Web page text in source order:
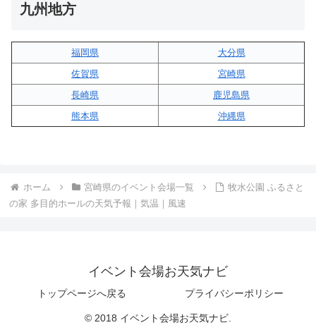
九州地方
福岡県
大分県
佐賀県
宮崎県
長崎県
鹿児島県
熊本県
沖縄県
ホーム 宮崎県のイベント会場一覧
牧水公園 ふるさと
の家 多目的ホールの天気予報｜気温｜風速
イベント会場お天気ナビ
トップページへ戻る プライバシーポリシー
© 2018 イベント会場お天気ナビ.